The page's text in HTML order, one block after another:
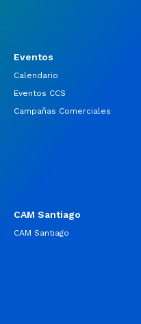
Eventos
Calendario
Eventos CCS
Campañas Comerciales
CAM Santiago
CAM Santiago